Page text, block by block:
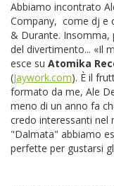
Abbiamo incontrato
Company, come dj e
& Durante. Insomma,
del divertimento... «Il
esce su Atomika
(Jaywork.com). È il
formato da me, Ale
meno di un anno fa
credo interessanti nel
"Dalmata" abbiamo
perfette per gustarsi